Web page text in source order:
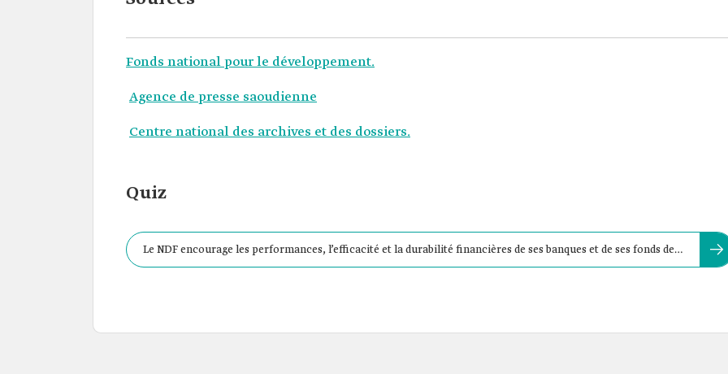
Fonds national pour le développement.
Agence de presse saoudienne
Centre national des archives et des dossiers.
Quiz
Le NDF encourage les performances, l’efficacité et la durabilité financières de ses banques et de ses fonds de